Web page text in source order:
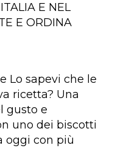
E NEL
E ORDINA
Lo sapevi che le
ricetta? Una
gusto e
uno dei biscotti
oggi con più